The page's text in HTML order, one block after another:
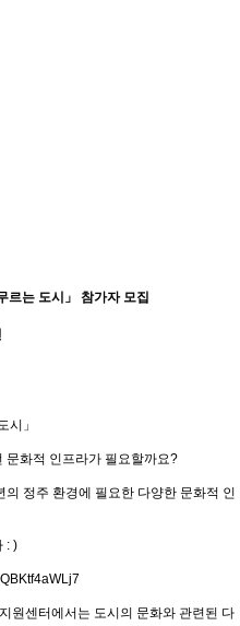
르는 도시」 참가자 모집
시」
문화적 인프라가 필요할까요?
정주 환경에 필요한 다양한 문화적 인
: )
원센터에서는 도시의 문화와 관련된 다